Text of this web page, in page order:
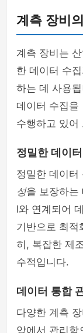
계측 장비
계측 장비는
한 데이터 수
하는 데 사용
데이터 수집을
수행하고 있어
정밀한 데이
정밀한 데이터
성을 보장하는
I와 연계되어
기반으로 최적
히, 복잡한 제
수적입니다.
데이터 통합
다양한 계측
앙에서 관리함